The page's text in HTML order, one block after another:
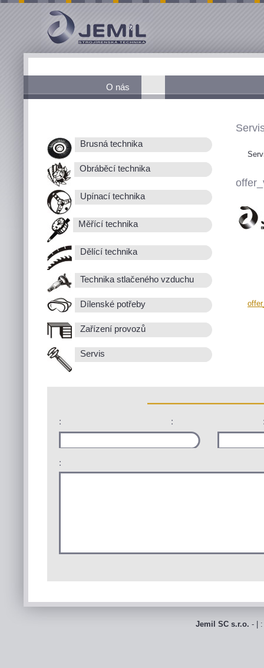
O nás
Brusná technika
Obráběcí technika
Upínací technika
Měřící technika
Dělící technika
Technika stlačeného vzduchu
Dílenské potřeby
Zařízení provozů
Servis
: :
:
Jemil SC s.r.o. - |